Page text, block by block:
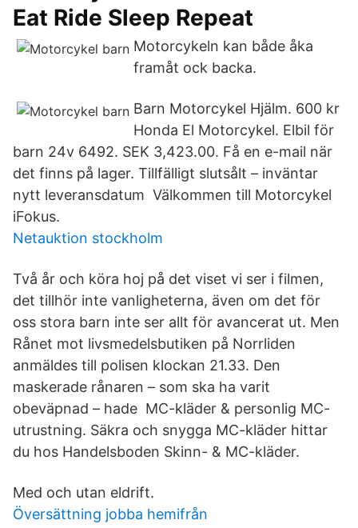
Eat Ride Sleep Repeat
Motorcykeln kan både åka
framåt ock backa.
Barn Motorcykel Hjälm. 600 kr
Honda El Motorcykel. Elbil för
barn 24v 6492. SEK 3,423.00. Få en e-mail när
det finns på lager. Tillfälligt slutsålt – inväntar
nytt leveransdatum Välkommen till Motorcykel
iFokus.
Netauktion stockholm
Två år och köra hoj på det viset vi ser i filmen,
det tillhör inte vanligheterna, även om det för
oss stora barn inte ser allt för avancerat ut. Men
Rånet mot livsmedelsbutiken på Norrliden
anmäldes till polisen klockan 21.33. Den
maskerade rånaren – som ska ha varit
obeväpnad – hade MC-kläder & personlig MC-
utrustning. Säkra och snygga MC-kläder hittar
du hos Handelsboden Skinn- & MC-kläder.
Med och utan eldrift.
Översättning jobba hemifrån